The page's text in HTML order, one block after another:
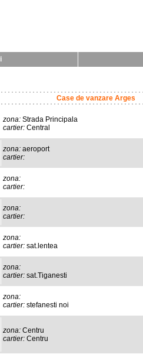
Case de vanzare Arges
zona: Strada Principala
cartier: Central
zona: aeroport
cartier:
zona:
cartier:
zona:
cartier:
zona:
cartier: sat.lentea
zona:
cartier: sat.Tiganesti
zona:
cartier: stefanesti noi
zona: Centru
cartier: Centru